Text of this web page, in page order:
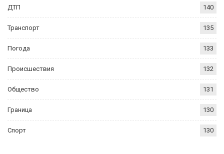
ДТП 140
Транспорт 135
Погода 133
Происшествия 132
Общество 131
Граница 130
Спорт 130